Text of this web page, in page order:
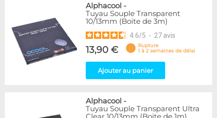
Alphacool -
Tuyau Souple Transparent
10/13mm (Boite de 3m)
4.6/5 - 27 avis
13,90 €
Rupture
1 à 2 semaines de délai
Ajouter au panier
Alphacool -
Tuyau Souple Transparent Ultra